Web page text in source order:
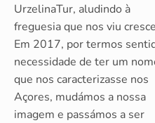
UrzelinaTur, aludindo à
freguesia que nos viu
Em 2017, por termos
necessidade de ter um
que nos caracterizasse nos
Açores, mudámos a nossa
imagem e passámos a ser